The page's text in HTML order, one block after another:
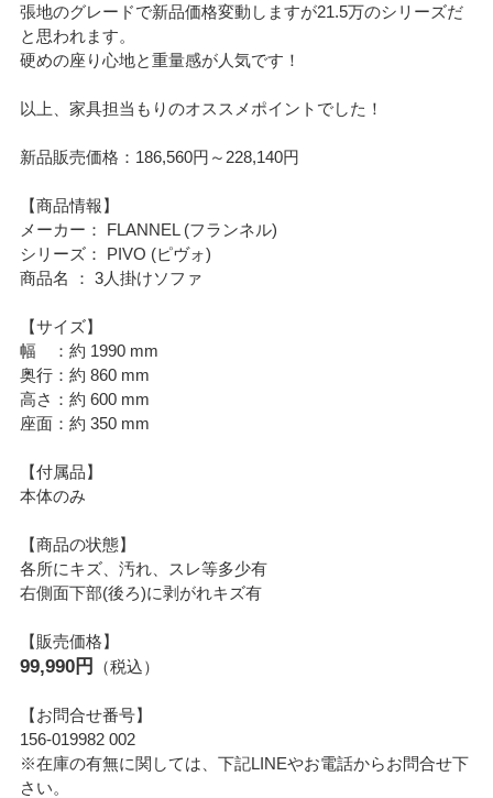
張地のグレードで新品価格変動しますが21.5万のシリーズだ
と思われます。
硬めの座り心地と重量感が人気です！
以上、家具担当もりのオススメポイントでした！
新品販売価格：186,560円～228,140円
【商品情報】
メーカー： FLANNEL (フランネル)
シリーズ： PIVO (ピヴォ)
商品名 ： 3人掛けソファ
【サイズ】
幅 ：約 1990 mm
奥行：約 860 mm
高さ：約 600 mm
座面：約 350 mm
【付属品】
本体のみ
【商品の状態】
各所にキズ、汚れ、スレ等多少有
右側面下部(後ろ)に剥がれキズ有
【販売価格】
99,990円 （税込）
【お問合せ番号】
156-019982 002
※在庫の有無に関しては、下記LINEやお電話からお問合せ下
さい。